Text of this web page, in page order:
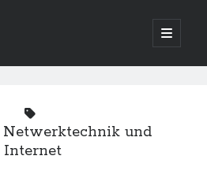
öffnen
Netwerktechnik und
Internet